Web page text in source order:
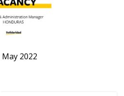
May 2022